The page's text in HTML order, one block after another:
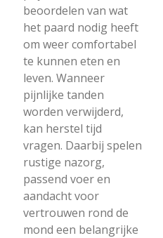
beoordelen van wat
het paard nodig heeft
om weer comfortabel
te kunnen eten en
leven. Wanneer
pijnlijke tanden
worden verwijderd,
kan herstel tijd
vragen. Daarbij spelen
rustige nazorg,
passend voer en
aandacht voor
vertrouwen rond de
mond een belangrijke